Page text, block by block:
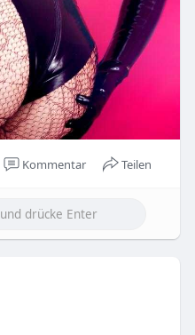
Kommentar Teilen